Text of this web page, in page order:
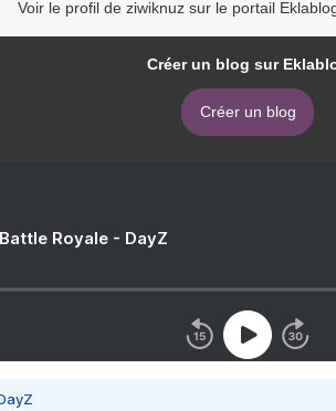
Voir le profil de ziwiknuz sur le portail
Créer un blog sur
Créer un blog
Royale - DayZ